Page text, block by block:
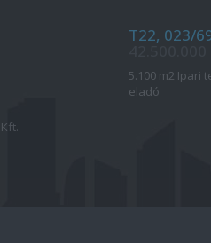
T22, 023/
5.100 m2 Ipari
eladó